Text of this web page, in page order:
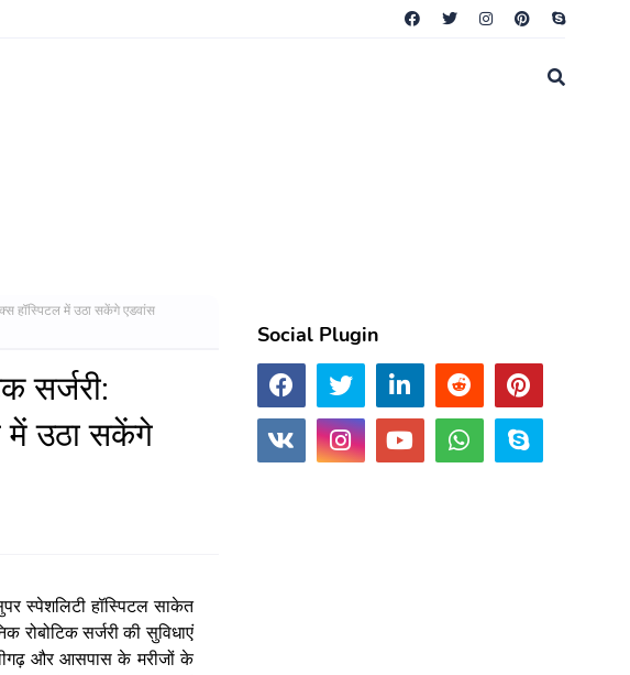
हॉस्पिटल में उठा सकेंगे एडवांस
सर्जरी:
में उठा सकेंगे
स्पेशलिटी हॉस्पिटल साकेत
रोबोटिक सर्जरी की सुविधाएं
और आसपास के मरीजों के
Social Plugin